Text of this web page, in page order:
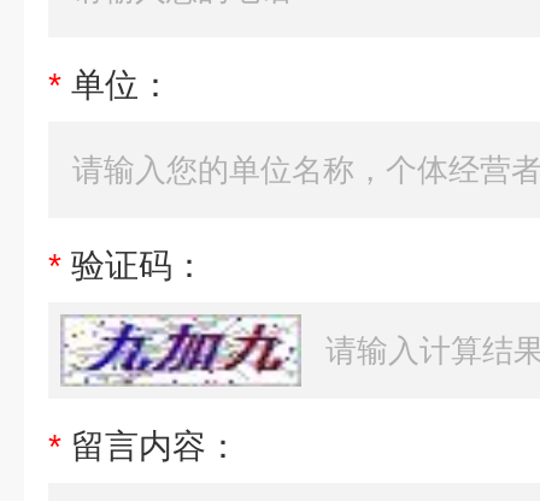
* 单位：
* 验证码：
* 留言内容：